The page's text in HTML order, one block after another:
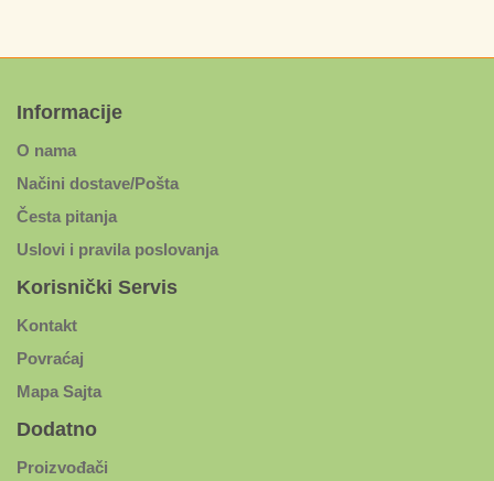
Informacije
O nama
Načini dostave/Pošta
Česta pitanja
Uslovi i pravila poslovanja
Korisnički Servis
Kontakt
Povraćaj
Mapa Sajta
Dodatno
Proizvođači